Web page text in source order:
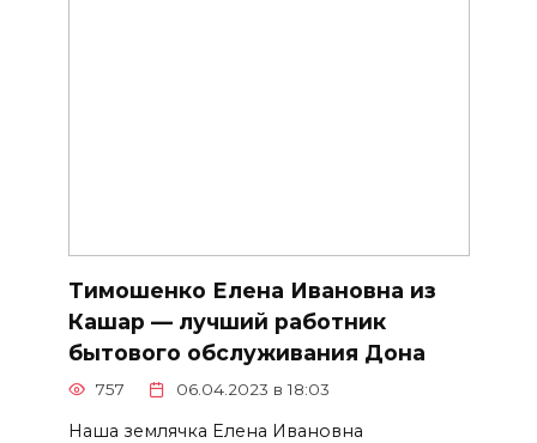
Тимошенко Елена Ивановна из
Кашар — лучший работник
бытового обслуживания Дона
757 06.04.2023 в 18:03
Наша землячка Елена Ивановна